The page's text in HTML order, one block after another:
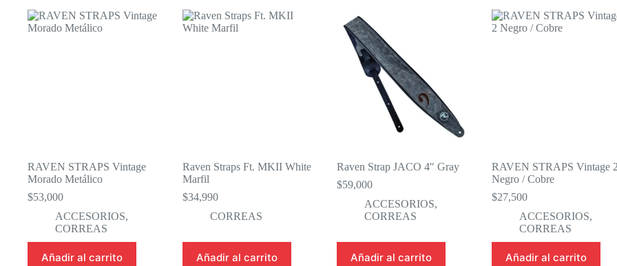
RAVEN STRAPS Vintage
Morado Metálico
$53,000
ACCESORIOS,
CORREAS
Añadir al carrito
Raven Straps Ft. MKII White
Marfil
$34,990
CORREAS
Añadir al carrito
Raven Strap JACO 4″ Gray
$59,000
ACCESORIOS,
CORREAS
Añadir al carrito
RAVEN STRAPS Vintage
Negro / Cobre
$27,500
ACCESORIOS,
CORREAS
Añadir al carrito